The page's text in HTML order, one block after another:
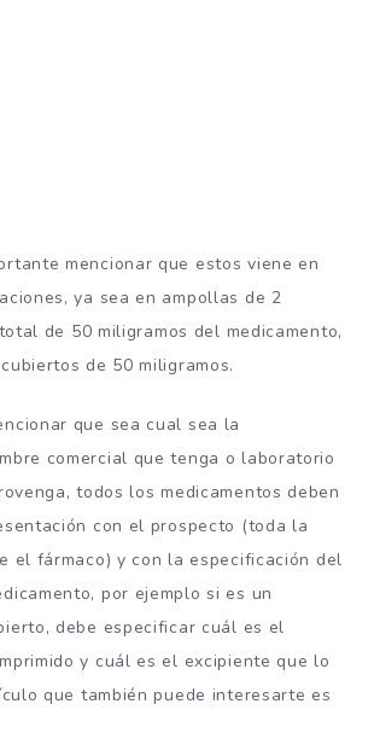
mencionar que estos viene en
ya sea en ampollas de 2
de 50 miligramos del medicamento,
de 50 miligramos.
que sea cual sea la
comercial que tenga o laboratorio
todos los medicamentos deben
con el prospecto (toda la
el fármaco) y con la especificación del
por ejemplo si es un
debe especificar cuál es el
y cuál es el excipiente que lo
que también puede interesarte es